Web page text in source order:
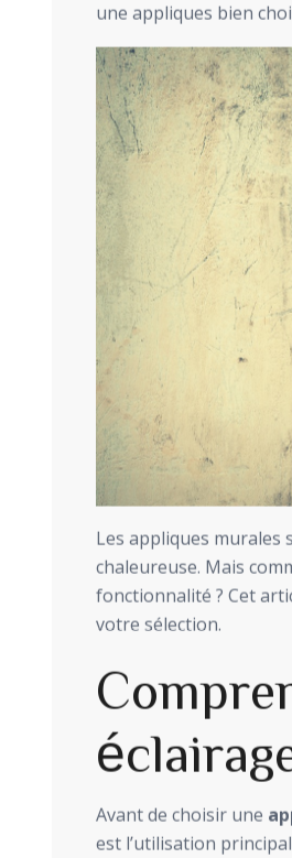
une appliques bien
Les appliques murales
chaleureuse. Mais
fonctionnalité ? Cet
votre sélection.
Avant de choisir une
est l’utilisation